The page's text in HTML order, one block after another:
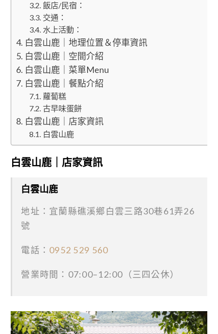
飯店/民宿：
交通：
水上活動：
白雲山鹿｜地理位置＆停車資訊
白雲山鹿｜空間介紹
白雲山鹿｜菜單Menu
白雲山鹿｜餐點介紹
蘿蔔糕
古早味蛋餅
白雲山鹿｜店家資訊
白雲山鹿
白雲山鹿｜店家資訊
白雲山鹿
地址：宜蘭縣礁溪鄉白雲三路30巷61弄26
號
電話： 0952 529 560
營業時間：07:00–12:00（三四公休）